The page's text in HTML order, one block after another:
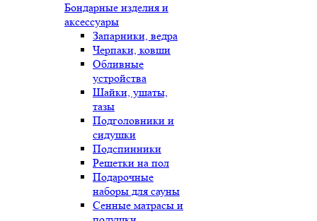
Бондарные изделия и
аксессуары
Запарники, ведра
Черпаки, ковши
Обливные
устройства
Шайки, ушаты,
тазы
Подголовники и
сидушки
Подспинники
Решетки на пол
Подарочные
наборы для сауны
Сенные матрасы и